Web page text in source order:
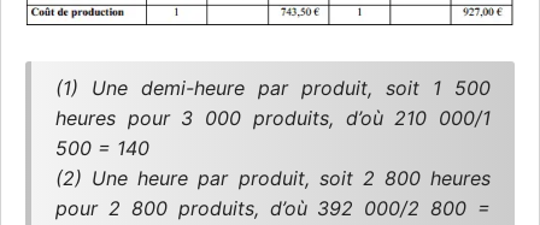
(1) Une demi-heure par produit, soit 1 500
heures pour 3 000 produits, d’où 210 000/1
500 = 140
(2) Une heure par produit, soit 2 800 heures
pour 2 800 produits, d’où 392 000/2 800 =